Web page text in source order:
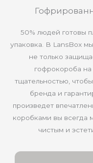
50% людей готовы
упаковка . В LansBox
не только
гофрокороба на
тщательностью,
бренда и
произведет
коробками вы всегда
чистым и